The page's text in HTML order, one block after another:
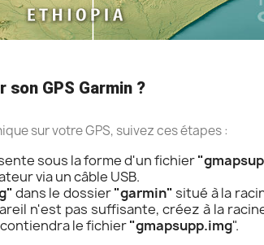
GPS Garmin ?
sur votre GPS, suivez ces étapes :
sous la forme d'un fichier
via un câble USB.
dans le dossier"garmin"situé à la
n'est pas suffisante, créez à la
le fichier"gmapsupp.img".